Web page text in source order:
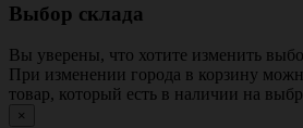
Выбор склада
Вы уверены, что хотите изменить
При изменении города в корзину
товар, который есть в наличии на
×